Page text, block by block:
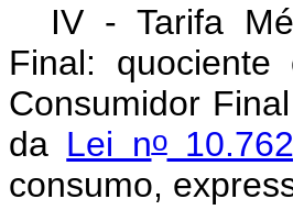
IV - Tarifa
Final:
Consumidor
da Lei no
consumo,